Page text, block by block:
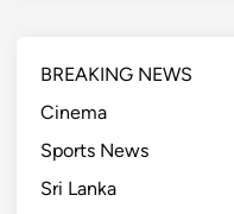
BREAKING NEWS
Cinema
Sports News
Sri Lanka